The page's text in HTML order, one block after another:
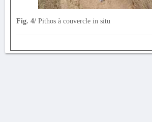
Fig. 4/ Pithos à couvercle in situ